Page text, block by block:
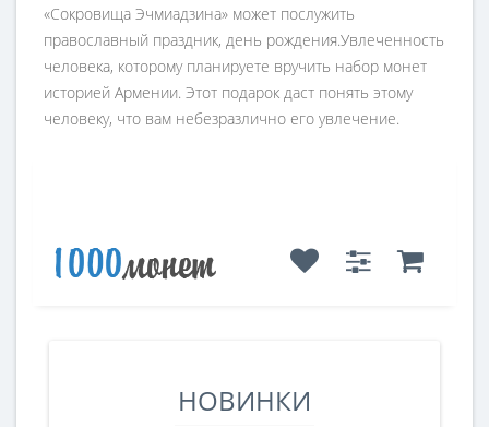
«Сокровища Эчмиадзина» может послужить
православный праздник, день рождения.Увлеченность
человека, которому планируете вручить набор монет
историей Армении. Этот подарок даст понять этому
человеку, что вам небезразлично его увлечение.
НОВИНКИ